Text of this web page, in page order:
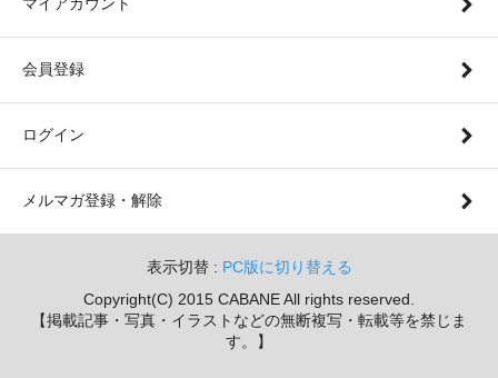
会員登録
ログイン
メルマガ登録・解除
表示切替 : PC版に切り替える
Copyright(C) 2015 CABANE All rights reserved.
【掲載記事・写真・イラストなどの無断複写・転載等を禁じま
す。】